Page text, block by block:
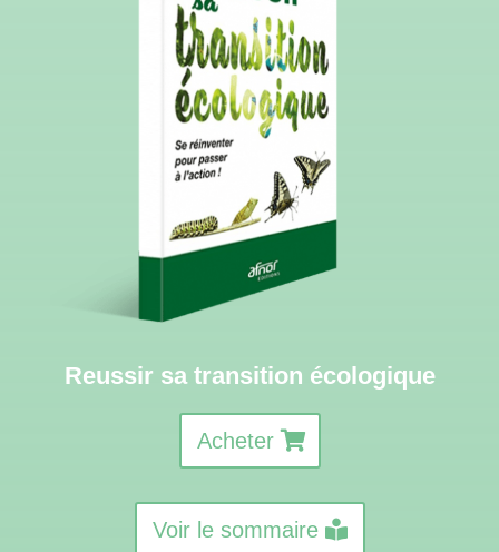
Reussir sa transition écologique
Acheter
Voir le sommaire